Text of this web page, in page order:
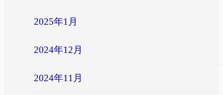
2025年1月
2024年12月
2024年11月